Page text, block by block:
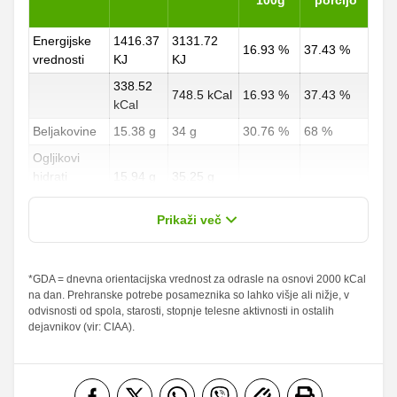
Energijske
vrednosti
1416.37
KJ
3131.72
KJ
16.93 % 37.43 %
338.52
kCal
748.5 kCal 16.93 % 37.43 %
Beljakovine 15.38 g 34 g 30.76 %
68 %
Ogljikovi
hidrati
15.94 g 35.25 g
0.75 g
5.9 % 13.06 %
od teh
nasičene
maščobne
22.16 g
9.5 g
49 g 31.66 % 70 %
0.34 g 0.75 g 1.36 %
3 %
Prikaži več
*GDA = dnevna orientacijska vrednost za odrasle na osnovi 2000 kCal
na dan. Prehranske potrebe posameznika so lahko višje ali nižje, v
odvisnosti od spola, starosti, stopnje telesne aktivnosti in ostalih
dejavnikov (vir: CIAA).